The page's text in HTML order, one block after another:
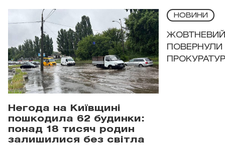
Негода на Київщині
пошкодила 62 будинки:
понад 18 тисяч родин
залишилися без світла
НОВИНИ
ЖОВТНЕВИЙ
ПОВЕРНУЛИ